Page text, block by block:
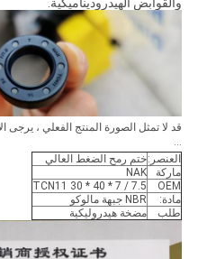
والقوابض الهيدروديناميكية.
قد لا تمثل الصورة المنتج الفعلي ، يرجى
العنصر:ختم رمح الضغط العالي
ماركة
NAK
OEM
TCN11 30 * 40 * 7 / 7.5
مادة:
NBR جبهة مالوكو
طلب
مضخة هيدروليكية